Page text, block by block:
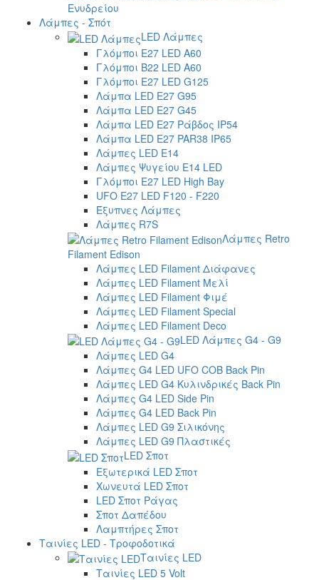
Ενυδρείου
Λάμπες - Σπότ
LED Λάμπες
Γλόμποι E27 LED A60
Γλόμποι B22 LED A60
Γλόμποι E27 LED G125
Λάμπα LED E27 G95
Λάμπα LED E27 G45
Λάμπα LED E27 Ράβδος IP54
Λάμπα LED E27 PAR38 IP65
Λάμπες LED E14
Λάμπες Ψυγείου E14 LED
Γλόμποι E27 LED High Bay
UFO E27 LED F120 - F220
Έξυπνες Λάμπες
Λάμπες R7S
Λάμπες Retro
Filament Edison
Λάμπες LED Filament Διάφανες
Λάμπες LED Filament Μελί
Λάμπες LED Filament Φιμέ
Λάμπες LED Filament Special
Λάμπες LED Filament Deco
LED Λάμπες G4 - G9
Λάμπες LED G4
Λάμπες G4 LED UFO COB Back Pin
Λάμπες LED G4 Κυλινδρικές Back Pin
Λάμπες G4 LED Side Pin
Λάμπες G4 LED Back Pin
Λάμπες LED G9 Σιλικόνης
Λάμπες LED G9 Πλαστικές
LED Σποτ
Εξωτερικά LED Σποτ
Χωνευτά LED Σποτ
LED Σποτ Ράγας
Σποτ Δαπέδου
Λαμπτήρες Σποτ
Ταινίες LED - Τροφοδοτικά
Ταινίες LED
Ταινίες LED 5 Volt